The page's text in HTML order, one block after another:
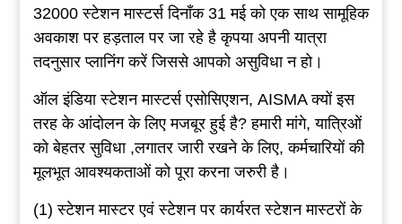
32000 स्टेशन मास्टर्स दिनाँक 31 मई को एक साथ सामूहिक
अवकाश पर हड़ताल पर जा रहे है कृपया अपनी यात्रा
तदनुसार प्लानिंग करें जिससे आपको असुविधा न हो।
ऑल इंडिया स्टेशन मास्टर्स एसोसिएशन, AISMA क्यों इस
तरह के आंदोलन के लिए मजबूर हुई है? हमारी मांगे, यात्रिओं
को बेहतर सुविधा ,लगातर जारी रखने के लिए, कर्मचारियों की
मूलभूत आवश्यकताओं को पूरा करना जरुरी है।
(1) स्टेशन मास्टर एवं स्टेशन पर कार्यरत स्टेशन मास्टरों के